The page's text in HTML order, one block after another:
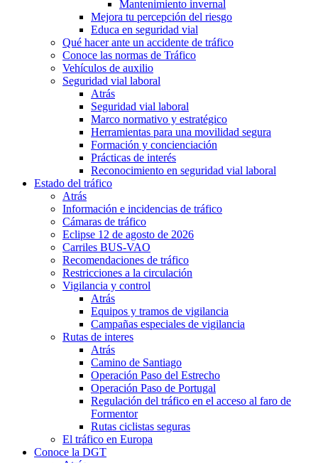
Mantenimiento invernal
Mejora tu percepción del riesgo
Educa en seguridad vial
Qué hacer ante un accidente de tráfico
Conoce las normas de Tráfico
Vehículos de auxilio
Seguridad vial laboral
Atrás
Seguridad vial laboral
Marco normativo y estratégico
Herramientas para una movilidad segura
Formación y concienciación
Prácticas de interés
Reconocimiento en seguridad vial laboral
Estado del tráfico
Atrás
Información e incidencias de tráfico
Cámaras de tráfico
Eclipse 12 de agosto de 2026
Carriles BUS-VAO
Recomendaciones de tráfico
Restricciones a la circulación
Vigilancia y control
Atrás
Equipos y tramos de vigilancia
Campañas especiales de vigilancia
Rutas de interes
Atrás
Camino de Santiago
Operación Paso del Estrecho
Operación Paso de Portugal
Regulación del tráfico en el acceso al faro de
Formentor
Rutas ciclistas seguras
El tráfico en Europa
Conoce la DGT